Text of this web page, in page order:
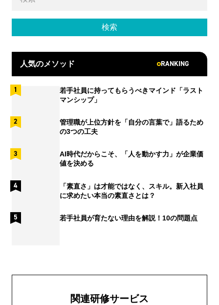
人気のメソッド RANKING
若手社員に持ってもらうべきマインド「ラスト
マンシップ」
管理職が上位方針を「自分の言葉で」語るため
の3つの工夫
AI時代だからこそ、「人を動かす力」が企業価
値を決める
「素直さ」は才能ではなく、スキル。新入社員
に求めたい本当の素直さとは？
若手社員が育たない理由を解説！10の問題点
関連研修サービス